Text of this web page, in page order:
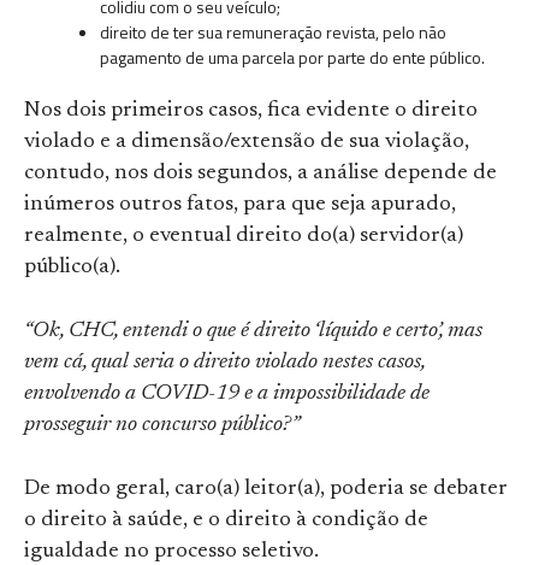
colidiu com o seu veículo;
direito de ter sua remuneração revista, pelo não
pagamento de uma parcela por parte do ente público.
Nos dois primeiros casos, fica evidente o direito
violado e a dimensão/extensão de sua violação,
contudo, nos dois segundos, a análise depende de
inúmeros outros fatos, para que seja apurado,
realmente, o eventual direito do(a) servidor(a)
público(a).
“Ok, CHC, entendi o que é direito ‘líquido e certo’, mas
vem cá, qual seria o direito violado nestes casos,
envolvendo a COVID-19 e a impossibilidade de
prosseguir no concurso público?”
De modo geral, caro(a) leitor(a), poderia se debater
o direito à saúde, e o direito à condição de
igualdade no processo seletivo.